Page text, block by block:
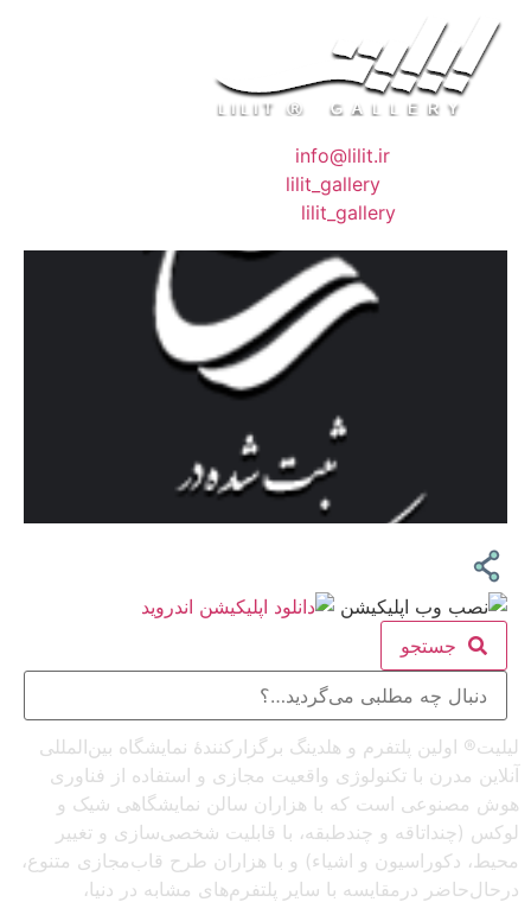
info@lilit.ir
lilit_gallery
lilit_gallery
جستجو
لیلیت® اولین پلتفرم و هلدینگ برگزارکنندهٔ نمایشگاه بین‌المللی
آنلاین مدرن با تکنولوژی واقعیت مجازی و استفاده از فناوری
هوش مصنوعی است که با هزاران سالن نمایشگاهی شیک و
لوکس (چنداتاقه و چندطبقه، با قابلیت شخصی‌سازی و تغییر
محیط، دکوراسیون و اشیاء) و با هزاران طرح قاب‌مجازی متنوع،
درحال‌حاضر درمقایسه با سایر پلتفرم‌های مشابه در دنیا،